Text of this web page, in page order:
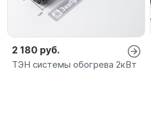
2 180 руб.
ТЭН системы обогрева 2кВт